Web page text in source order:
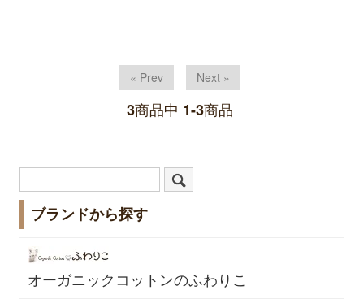
« Prev Next »
3商品中 1-3商品
ブランドから探す
オーガニックコットンのふわりこ